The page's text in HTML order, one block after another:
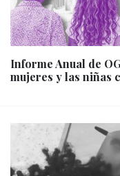
Informe Anual de
mujeres y las niñas